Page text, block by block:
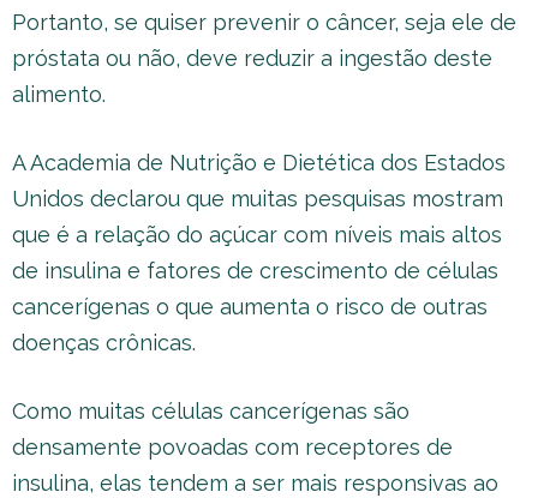
Portanto, se quiser prevenir o câncer, seja ele de
próstata ou não, deve reduzir a ingestão deste
alimento.
A Academia de Nutrição e Dietética dos Estados
Unidos declarou que muitas pesquisas mostram
que é a relação do açúcar com níveis mais altos
de insulina e fatores de crescimento de células
cancerígenas o que aumenta o risco de outras
doenças crônicas.
Como muitas células cancerígenas são
densamente povoadas com receptores de
insulina, elas tendem a ser mais responsivas ao